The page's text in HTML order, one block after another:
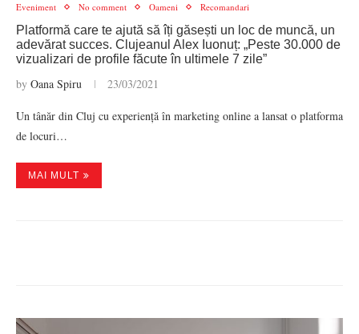
Eveniment No comment Oameni Recomandari
Platformă care te ajută să îți găsești un loc de muncă, un
adevărat succes. Clujeanul Alex Iuonuț: „Peste 30.000 de
vizualizari de profile făcute în ultimele 7 zile”
by Oana Spiru 23/03/2021
Un tânăr din Cluj cu experiență în marketing online a lansat o platforma
de locuri…
MAI MULT